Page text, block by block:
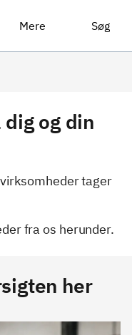
Mere Søg
og din
tager
fra os herunder.
her